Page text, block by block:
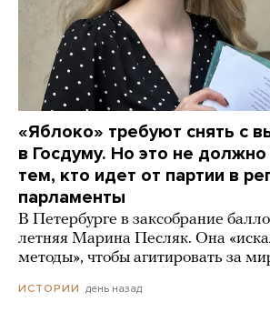
«Яблоко» требуют снять с
в Госдуму. Но это не
тем, кто идет от партии в
парламенты
В Петербурге в заксобрание
летняя Марина Песляк. Она
методы», чтобы агитировать за
ИСТОРИИ день назад